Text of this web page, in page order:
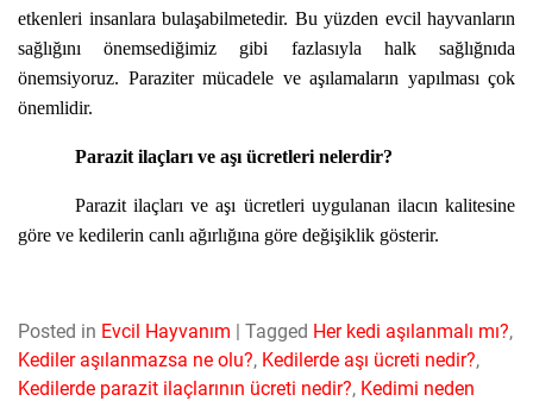
etkenleri insanlara bulaşabilmetedir. Bu yüzden evcil hayvanların
sağlığını önemsediğimiz gibi fazlasıyla halk sağlığnıda
önemsiyoruz. Paraziter mücadele ve aşılamaların yapılması çok
önemlidir.
Parazit ilaçları ve aşı ücretleri nelerdir?
Parazit ilaçları ve aşı ücretleri uygulanan ilacın kalitesine
göre ve kedilerin canlı ağırlığına göre değişiklik gösterir.
Posted in Evcil Hayvanım | Tagged Her kedi aşılanmalı mı?,
Kediler aşılanmazsa ne olu?, Kedilerde aşı ücreti nedir?,
Kedilerde parazit ilaçlarının ücreti nedir?, Kedimi neden